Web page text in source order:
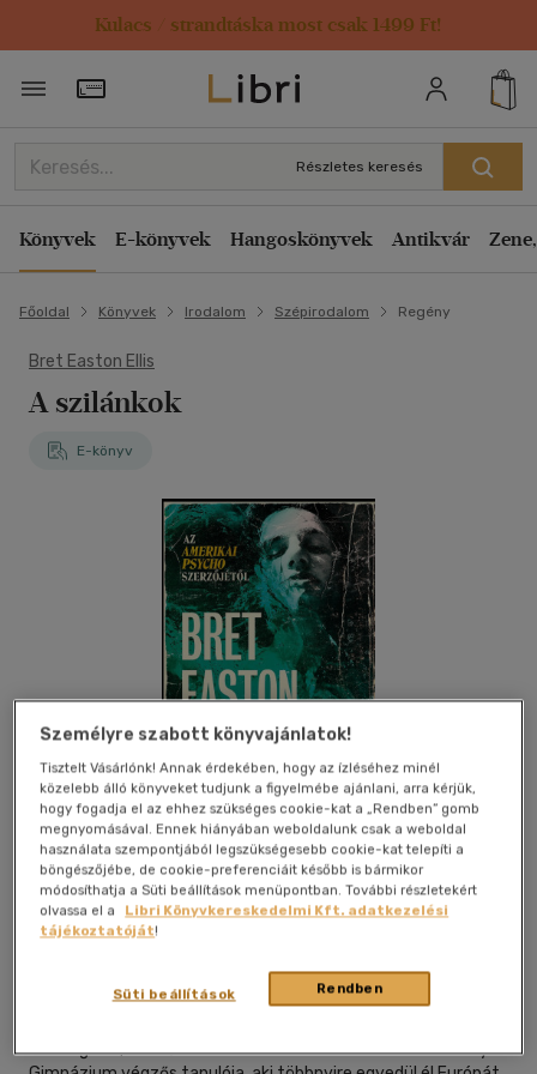
Kulacs / strandtáska most csak 1499 Ft!
Törzsvásárlói Kártya adatai
Részletes keresés
Könyvek E-könyvek Hangoskönyvek Antikvár
Főoldal Könyvek Irodalom Szépirodalom Regény
Bret Easton Ellis
A szilánkok
E-könyv
Beleolvasok Kívánságlistához adom Megosztom
Helikon Kiadó|2023|magyar nyelvű
Los Angeles, 1981 ősze. A tizenhét éves Bret az elit Buckley
Személyre szabott könyvajánlatok!
Tisztelt Vásárlónk! Annak érdekében, hogy az ízléséhez minél
közelebb álló könyveket tudjunk a figyelmébe ajánlani, arra kérjük,
hogy fogadja el az ehhez szükséges cookie-kat a „Rendben” gomb
megnyomásával. Ennek hiányában weboldalunk csak a weboldal
használata szempontjából legszükségesebb cookie-kat telepíti a
böngészőjébe, de cookie-preferenciáit később is bármikor
módosíthatja a Süti beállítások menüpontban. További részletekért
olvassa el a
Libri Könyvkereskedelmi Kft. adatkezelési
tájékoztatóját!
Rendben
Süti beállítások